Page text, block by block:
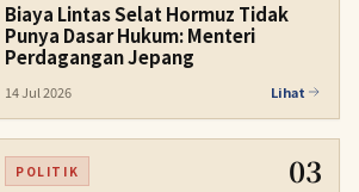
Biaya Lintas Selat Hormuz Tidak
Punya Dasar Hukum: Menteri
Perdagangan Jepang
14 Jul 2026 Lihat
POLITIK 03